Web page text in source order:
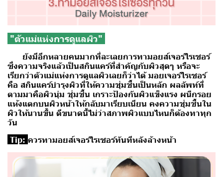
"ตัวแม่แห่งการดูแลผิว"
ยังมีอีกหลายคนมากที่ละเลยการทามอยส์เจอร์ไรเซอร์
ซึ่งความจริงแล้วเป็นสกินแคร์ที่สำคัญกับผิวสุดๆ หรือจะ
เรียกว่าตัวแม่แห่งการดูแลผิวเลยก็ว่าได้ มอยเจอร์ไรเซอร์
คือ สกินแคร์บำรุงผิวที่ให้ความชุ่มชื้นเป็นหลัก ผลลัพท์ที่
ตามมาคือผิวนุ่ม ชุ่มชื้น เกราะป้องกันผิวแข็งแรง ผนึกรอย
แห้งแตกบนผิวหน้าให้กลับมาเรียบเนียน คงความชุ่มชื้นใน
ผิวให้นานขึ้น ดีขนาดนี้ไม่ว่าสภาพผิวแบบไหนก็ต้องทาทุก
วัน
Tip: ควรทามอยส์เจอร์ไรเซอร์ทันทีหลังล้างหน้า